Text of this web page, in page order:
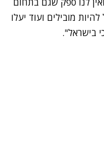
מובילים ועוד יעלו
בישראל".